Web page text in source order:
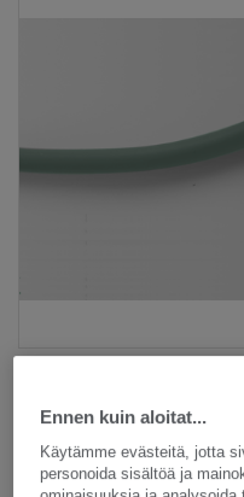
Ennen kuin aloitat...
Käytämme evästeitä, jotta
personoida sisältöä ja